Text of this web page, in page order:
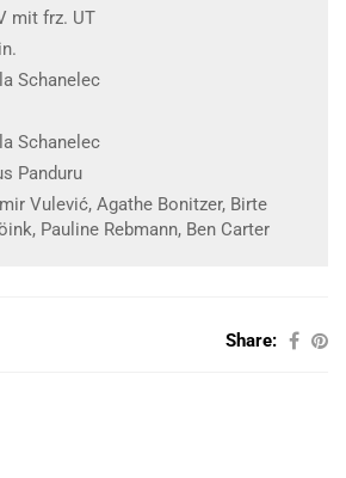
mit frz. UT
Schanelec
Schanelec
Panduru
Vulević, Agathe Bonitzer, Birte
Pauline Rebmann, Ben Carter
Share: